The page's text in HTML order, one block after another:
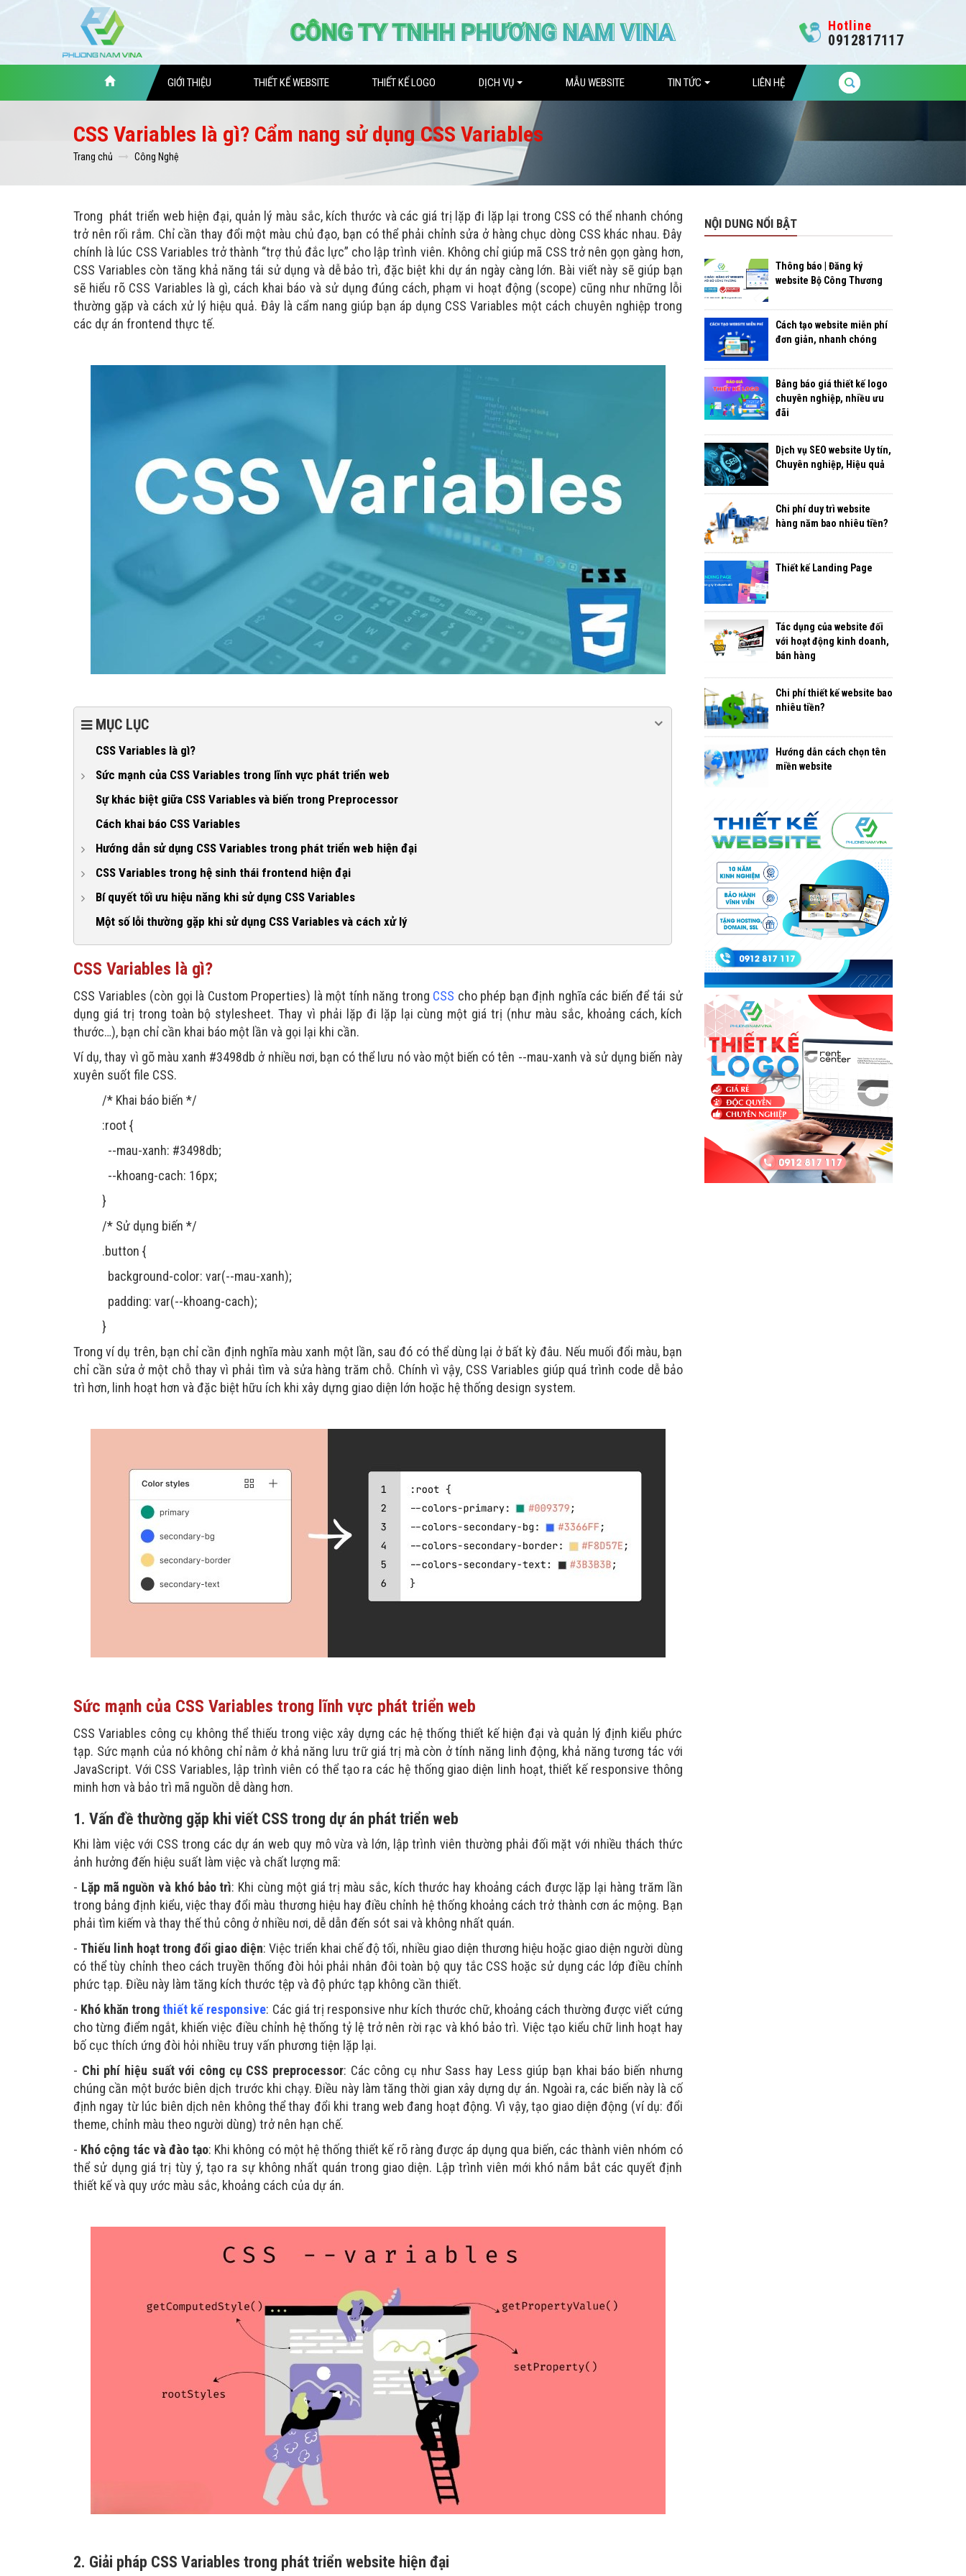
Hotline
0912817117
GIỚI THIỆU THIẾT KẾ WEBSITE THIẾT KẾ LOGO DỊCH VỤ MẪU WEBSITE TIN TỨC LIÊN HỆ
CSS Variables là gì? Cẩm nang sử dụng CSS Variables
Trang chủ Công Nghệ
Trong phát triển web hiện đại, quản lý màu sắc, kích thước và các giá trị lặp đi lặp lại trong CSS có thể nhanh chóng
trở nên rối rắm. Chỉ cần thay đổi một màu chủ đạo, bạn có thể phải chỉnh sửa ở hàng chục dòng CSS khác nhau. Đây
chính là lúc CSS Variables trở thành “trợ thủ đắc lực” cho lập trình viên. Không chỉ giúp mã CSS trở nên gọn gàng hơn,
CSS Variables còn tăng khả năng tái sử dụng và dễ bảo trì, đặc biệt khi dự án ngày càng lớn. Bài viết này sẽ giúp bạn
sẽ hiểu rõ CSS Variables là gì, cách khai báo và sử dụng đúng cách, phạm vi hoạt động (scope) cũng như những lỗi
thường gặp và cách xử lý hiệu quả. Đây là cẩm nang giúp bạn áp dụng CSS Variables một cách chuyên nghiệp trong
các dự án frontend thực tế.
MỤC LỤC
CSS Variables là gì?
Sức mạnh của CSS Variables trong lĩnh vực phát triển web
1. Vấn đề thường gặp khi viết CSS trong dự án phát triển web
2. Giải pháp CSS Variables trong phát triển website hiện đại
Sự khác biệt giữa CSS Variables và biến trong Preprocessor
Cách khai báo CSS Variables
Hướng dẫn sử dụng CSS Variables trong phát triển web hiện đại
1. Tổ chức CSS Variables theo tư duy design tokens
2. Sử dụng CSS Variables trong component
3. Kết hợp CSS Variables với responsive design
5. Điều khiển giao diện bằng JavaScript thông qua CSS Variables
CSS Variables trong hệ sinh thái frontend hiện đại
1. Dùng CSS Variables với React
2. Dùng CSS Variables với Vue
3. Dùng CSS Variables trong Web Components
4. Kết hợp với Tailwind CSS
Bí quyết tối ưu hiệu năng khi sử dụng CSS Variables
1. Đặt CSS Variables ở scope phù hợp
2. Sử dụng CSS Variables đúng mục đích
3. Tối ưu hóa quá trình tính toán
4. Sử dụng hàm calc() một cách thông minh
5. Quản lý số lượng biến
Một số lỗi thường gặp khi sử dụng CSS Variables và cách xử lý
CSS Variables là gì?
CSS Variables (còn gọi là Custom Properties) là một tính năng trong CSS cho phép bạn định nghĩa các biến để tái sử
dụng giá trị trong toàn bộ stylesheet. Thay vì phải lặp đi lặp lại cùng một giá trị (như màu sắc, khoảng cách, kích
thước…), bạn chỉ cần khai báo một lần và gọi lại khi cần.
Ví dụ, thay vì gõ màu xanh #3498db ở nhiều nơi, bạn có thể lưu nó vào một biến có tên --mau-xanh và sử dụng biến này
xuyên suốt file CSS.
/* Khai báo biến */
:root {
--mau-xanh: #3498db;
--khoang-cach: 16px;
}
/* Sử dụng biến */
.button {
background-color: var(--mau-xanh);
padding: var(--khoang-cach);
}
Trong ví dụ trên, bạn chỉ cần định nghĩa màu xanh một lần, sau đó có thể dùng lại ở bất kỳ đâu. Nếu muối đổi màu, bạn
chỉ cần sửa ở một chỗ thay vì phải tìm và sửa hàng trăm chỗ. Chính vì vậy, CSS Variables giúp quá trình code dễ bảo
trì hơn, linh hoạt hơn và đặc biệt hữu ích khi xây dựng giao diện lớn hoặc hệ thống design system.
Sức mạnh của CSS Variables trong lĩnh vực phát triển web
CSS Variables công cụ không thể thiếu trong việc xây dựng các hệ thống thiết kế hiện đại và quản lý định kiểu phức
tạp. Sức mạnh của nó không chỉ nằm ở khả năng lưu trữ giá trị mà còn ở tính năng linh động, khả năng tương tác với
JavaScript. Với CSS Variables, lập trình viên có thể tạo ra các hệ thống giao diện linh hoạt, thiết kế responsive thông
minh hơn và bảo trì mã nguồn dễ dàng hơn.
1. Vấn đề thường gặp khi viết CSS trong dự án phát triển web
Khi làm việc với CSS trong các dự án web quy mô vừa và lớn, lập trình viên thường phải đối mặt với nhiều thách thức
ảnh hưởng đến hiệu suất làm việc và chất lượng mã:
- Lặp mã nguồn và khó bảo trì: Khi cùng một giá trị màu sắc, kích thước hay khoảng cách được lặp lại hàng trăm lần
trong bảng định kiểu, việc thay đổi màu thương hiệu hay điều chỉnh hệ thống khoảng cách trở thành cơn ác mộng. Bạn
phải tìm kiếm và thay thế thủ công ở nhiều nơi, dễ dẫn đến sót sai và không nhất quán.
- Thiếu linh hoạt trong đổi giao diện: Việc triển khai chế độ tối, nhiều giao diện thương hiệu hoặc giao diện người dùng
có thể tùy chỉnh theo cách truyền thống đòi hỏi phải nhân đôi toàn bộ quy tắc CSS hoặc sử dụng các lớp điều chỉnh
phức tạp. Điều này làm tăng kích thước tệp và độ phức tạp không cần thiết.
- Khó khăn trong thiết kế responsive: Các giá trị responsive như kích thước chữ, khoảng cách thường được viết cứng
cho từng điểm ngắt, khiến việc điều chỉnh hệ thống tỷ lệ trở nên rời rạc và khó bảo trì. Việc tạo kiểu chữ linh hoạt hay
bố cục thích ứng đòi hỏi nhiều truy vấn phương tiện lặp lại.
- Chi phí hiệu suất với công cụ CSS preprocessor: Các công cụ như Sass hay Less giúp bạn khai báo biến nhưng
chúng cần một bước biên dịch trước khi chạy. Điều này làm tăng thời gian xây dựng dự án. Ngoài ra, các biến này là cố
định ngay từ lúc biên dịch nên không thể thay đổi khi trang web đang hoạt động. Vì vậy, tạo giao diện động (ví dụ: đổi
theme, chỉnh màu theo người dùng) trở nên hạn chế.
- Khó cộng tác và đào tạo: Khi không có một hệ thống thiết kế rõ ràng được áp dụng qua biến, các thành viên nhóm có
thể sử dụng giá trị tùy ý, tạo ra sự không nhất quán trong giao diện. Lập trình viên mới khó nắm bắt các quyết định
thiết kế và quy ước màu sắc, khoảng cách của dự án.
2. Giải pháp CSS Variables trong phát triển website hiện đại
NỘI DUNG NỔI BẬT
Thông báo | Đăng ký
website Bộ Công Thương
Cách tạo website miễn phí
đơn giản, nhanh chóng
Bảng báo giá thiết kế logo
chuyên nghiệp, nhiều ưu
đãi
Dịch vụ SEO website Uy tín,
Chuyên nghiệp, Hiệu quả
Chi phí duy trì website
hàng năm bao nhiêu tiền?
Thiết kế Landing Page
Tác dụng của website đối
với hoạt động kinh doanh,
bán hàng
Chi phí thiết kế website bao
nhiêu tiền?
Hướng dẫn cách chọn tên
miền website